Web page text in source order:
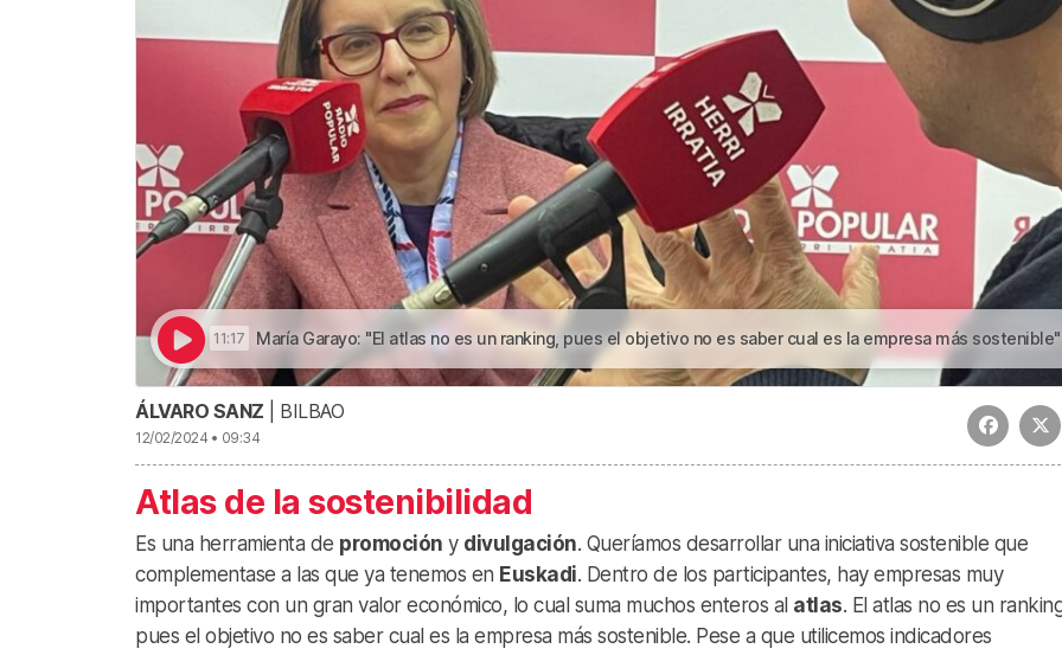
11:17 María Garayo: "El atlas no es un ranking, pues el objetivo no es saber cual es la empresa más sostenible" | La empresa vasca está muy avanzada en planificación
ÁLVARO SANZ | BILBAO
12/02/2024 • 09:34
Atlas de la sostenibilidad
Es una herramienta de promoción y divulgación. Queríamos desarrollar una iniciativa sostenible que
complementase a las que ya tenemos en Euskadi. Dentro de los participantes, hay empresas muy
importantes con un gran valor económico, lo cual suma muchos enteros al atlas. El atlas no es un
pues el objetivo no es saber cual es la empresa más sostenible. Pese a que utilicemos indicadores